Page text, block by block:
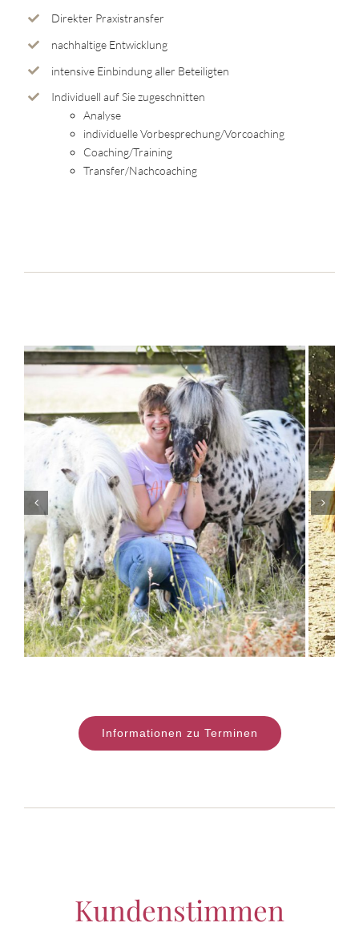
Direkter Praxistransfer
nachhaltige Entwicklung
intensive Einbindung aller Beteiligten
Individuell auf Sie zugeschnitten
Analyse
individuelle Vorbesprechung/Vorcoaching
Coaching/Training
Transfer/Nachcoaching
Informationen zu Terminen
Kundenstimmen